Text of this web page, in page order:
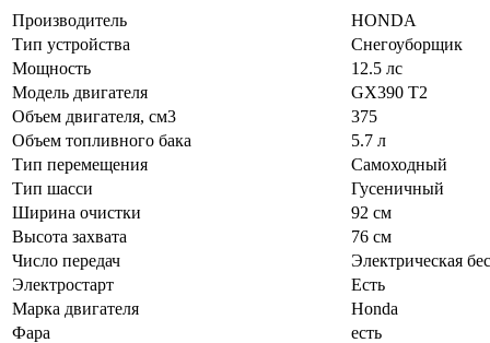
Производитель
HONDA
Тип устройства
Снегоуборщик
Мощность
12.5 лс
Модель двигателя
GX390 T2
Объем двигателя, см3
375
Объем топливного бака
5.7 л
Тип перемещения
Самоходный
Тип шасси
Гусеничный
Ширина очистки
92 см
Высота захвата
76 см
Число передач
Электрическая
Электростарт
Есть
Марка двигателя
Honda
Фара
есть